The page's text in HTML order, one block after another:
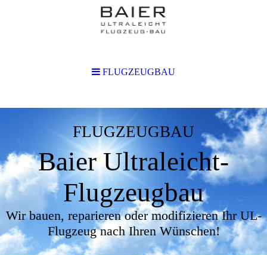
FLUGZEUGBAU
Baier Ultraleicht-
Flugzeugbau
Wir bauen, reparieren oder modifizieren Ihr UL-
Flugzeug nach Ihren Wünschen!
FLUGZEUGBAU